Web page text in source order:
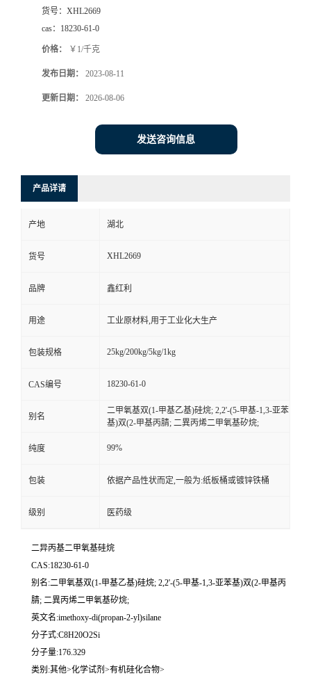
货号： XHL2669
cas： 18230-61-0
价格： ￥1/千克
发布日期： 2023-08-11
更新日期： 2026-08-06
发送咨询信息
产品详请
产地 湖北
货号 XHL2669
品牌 鑫红利
用途 工业原材料,用于工业化大生产
包装规格 25kg/200kg/5kg/1kg
CAS编号 18230-61-0
别名
二甲氧基双(1-甲基乙基)硅烷; 2,2'-(5-甲基-1,3-亚苯
基)双(2-甲基丙腈; 二異丙烯二甲氧基矽烷;
纯度 99%
包装 依据产品性状而定,一般为:纸板桶或镀锌铁桶
级别 医药级
二异丙基二甲氧基硅烷
CAS:18230-61-0
别名:二甲氧基双(1-甲基乙基)硅烷; 2,2'-(5-甲基-1,3-亚苯基)双(2-甲基丙
腈; 二異丙烯二甲氧基矽烷;
英文名:imethoxy-di(propan-2-yl)silane
分子式:C8H20O2Si
分子量:176.329
类别:其他>化学试剂>有机硅化合物>